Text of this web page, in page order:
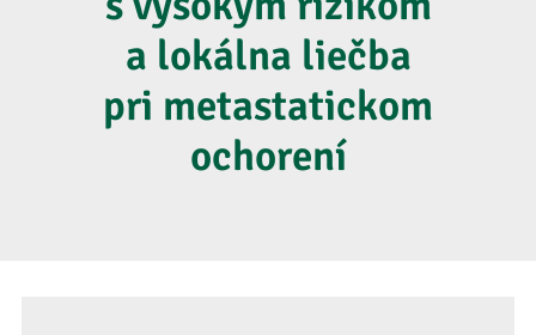
a lokálna liečba
pri metastatickom
ochorení